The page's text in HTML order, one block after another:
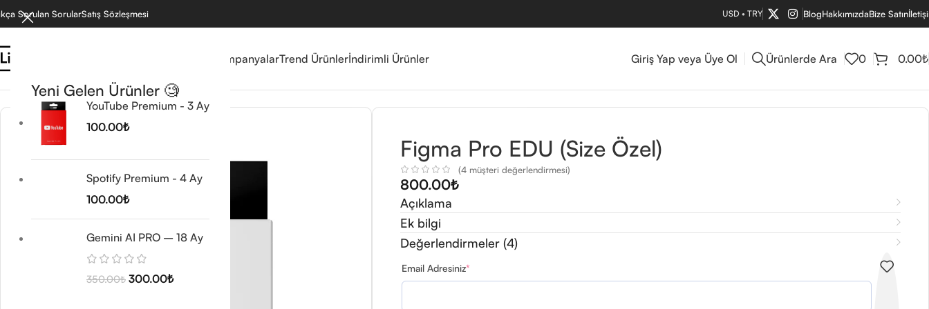
Yeni Gelen Ürünler 🧐
YouTube Premium - 3 Ay
100.00₺
Spotify Premium - 4 Ay
100.00₺
Gemini AI PRO – 18 Ay
350.00₺ 300.00₺
Sorulan SorularSatış Sözleşmesi USD •TRY BlogHakkımızdaBize Satın
KampanyalarTrend Ürünlerİndirimli Ürünler Giriş Yap veya Üye Ol Ürünlerde Ara 0 0.00₺
Ana Sayfa Tasarım ve Görsel Araçlar Figma Pro EDU (Size Özel)
Figma Pro EDU (Size Özel)
(4müşteri değerlendirmesi)
800.00₺
Açıklama
Ek bilgi
Değerlendirmeler (4)
Email Adresiniz*